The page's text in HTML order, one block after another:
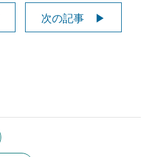
次の記事 ▶